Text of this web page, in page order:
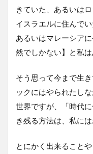
きていた、あるいは
イスラエルに住んで
あるいはマレーシア
然でしかない】と私は
そう思って今まで生
ックにはやられたし
世界ですが、「時代
き残る方法は、私には
とにかく出来ることや